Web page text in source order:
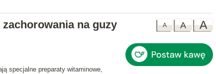
A
A
A
na guzy
specjalne preparaty witaminowe,